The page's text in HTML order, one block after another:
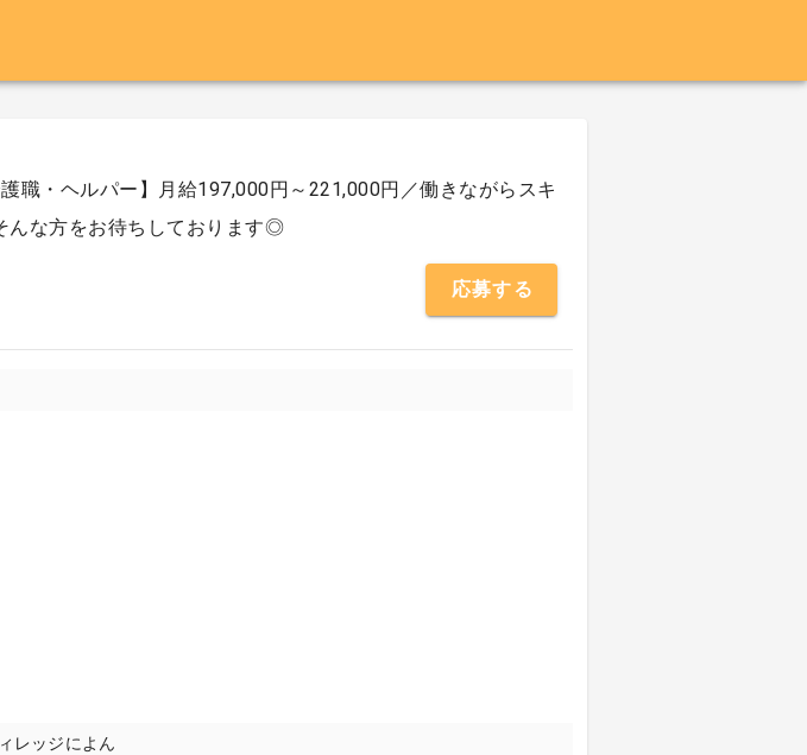
職・ヘルパー】月給197,000円～221,000円／働きながらスキ
んな方をお待ちしております◎
応募する
レッジによん